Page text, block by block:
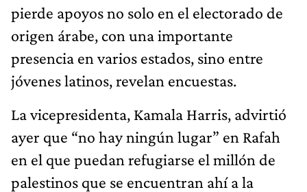
pierde apoyos no solo en el electorado de
origen árabe, con una importante
presencia en varios estados, sino entre
jóvenes latinos, revelan encuestas.
La vicepresidenta, Kamala Harris, advirtió
ayer que “no hay ningún lugar” en Rafah
en el que puedan refugiarse el millón de
palestinos que se encuentran ahí a la